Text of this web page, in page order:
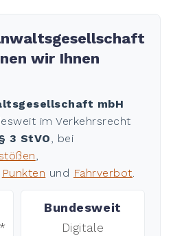
wir Ihnen
mbH
im Verkehrsrecht
3 StVO, bei
,
Punkten und Fahrverbot.
Bundesweit
Digitale